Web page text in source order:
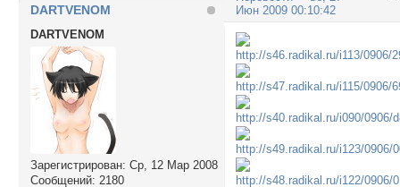
Июн 2009 00:10:42
DARTVENOM
DARTVENOM
Зарегистрирован: Ср, 12 Мар 2008
Сообщений: 2180